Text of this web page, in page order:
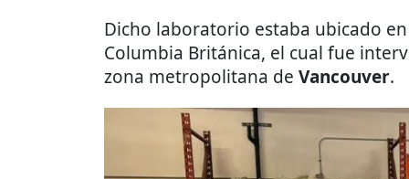
Dicho laboratorio estaba ubicado
Columbia Británica, el cual fue
zona metropolitana de Vancouver.